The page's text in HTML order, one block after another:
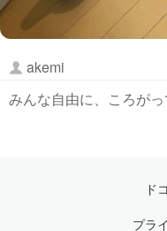
akemi
みんな自由に、ころが
ド
プラ